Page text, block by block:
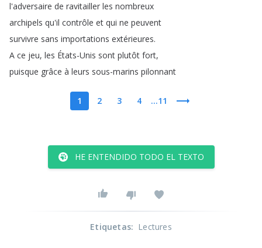
l'adversaire de ravitailler les nombreux
archipels qu'il contrôle et qui ne peuvent
survivre sans importations extérieures.
A ce jeu, les États-Unis sont plutôt fort,
puisque grâce à leurs sous-marins pilonnant
1 2 3 4 ...11
HE ENTENDIDO TODO EL TEXTO
Etiquetas: Lectures